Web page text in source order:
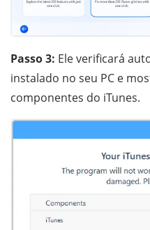
Passo 3: Ele verificará
instalado no seu PC e
componentes do iTunes.